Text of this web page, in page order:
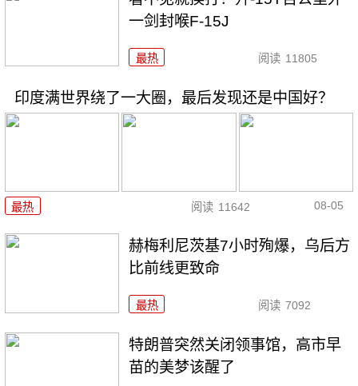
一剑封喉F-15J
最热 阅读 11805
印度满世界绕了一大圈，最后发现还是中国好？
最热 阅读 11642 08-05
赫梅利尼茨基7小时殉爆，乌后方
比前线更致命
最热 阅读 7092
特朗普突然关闭领事馆，高市早
苗的美梦该醒了